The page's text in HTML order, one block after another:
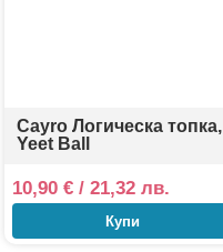
Cayro Логическа топка,
Yeet Ball
10,90 €/ 21,32 лв.
Купи